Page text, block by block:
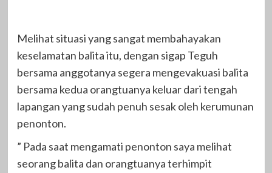
Melihat situasi yang sangat membahayakan
keselamatan balita itu, dengan sigap Teguh
bersama anggotanya segera mengevakuasi balita
bersama kedua orangtuanya keluar dari tengah
lapangan yang sudah penuh sesak oleh kerumunan
penonton.
” Pada saat mengamati penonton saya melihat
seorang balita dan orangtuanya terhimpit